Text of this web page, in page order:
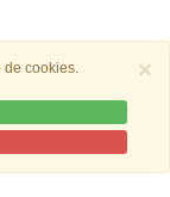
×
de cookies.